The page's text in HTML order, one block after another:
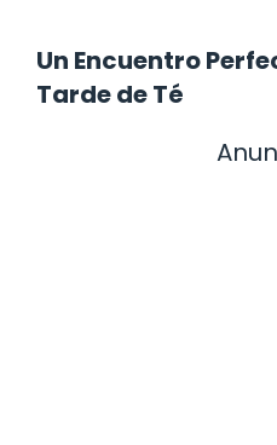
Un Encuentro
Tarde de Té